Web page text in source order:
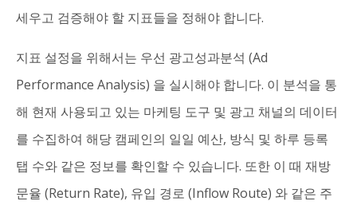
세우고 검증해야 할 지표들을 정해야 합니다.
지표 설정을 위해서는 우선 광고성과분석 (Ad
Performance Analysis) 을 실시해야 합니다. 이 분석을 통
해 현재 사용되고 있는 마케팅 도구 및 광고 채널의 데이터
를 수집하여 해당 캠페인의 일일 예산, 방식 및 하루 등록
탭 수와 같은 정보를 확인할 수 있습니다. 또한 이 때 재방
문율 (Return Rate), 유입 경로 (Inflow Route) 와 같은 주